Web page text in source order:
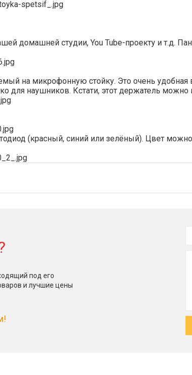
домашней студии, You Tube-проекту и т.д.
на микрофонную стойку. Это очень
для наушников. Кстати, этот держатель можно
(красный, синий или зелёный). Цвет
под его
и лучшие цены